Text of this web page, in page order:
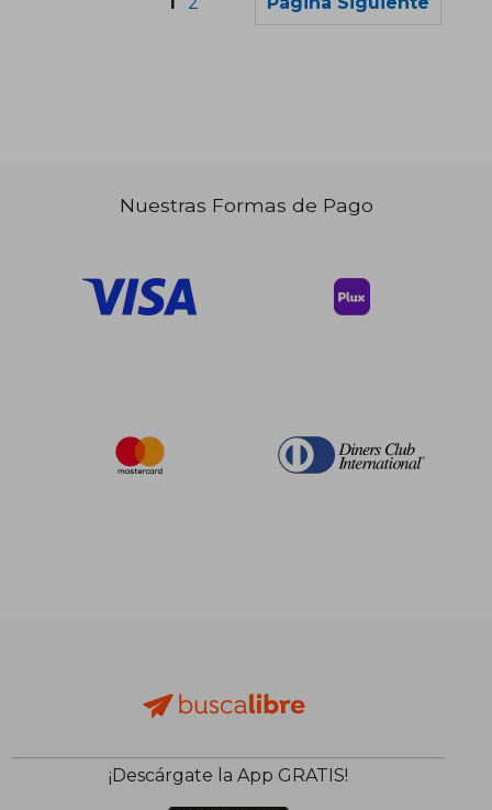
$ 73.01 45%
Nuestras Formas de Pago
¡Descárgate la App GRATIS!